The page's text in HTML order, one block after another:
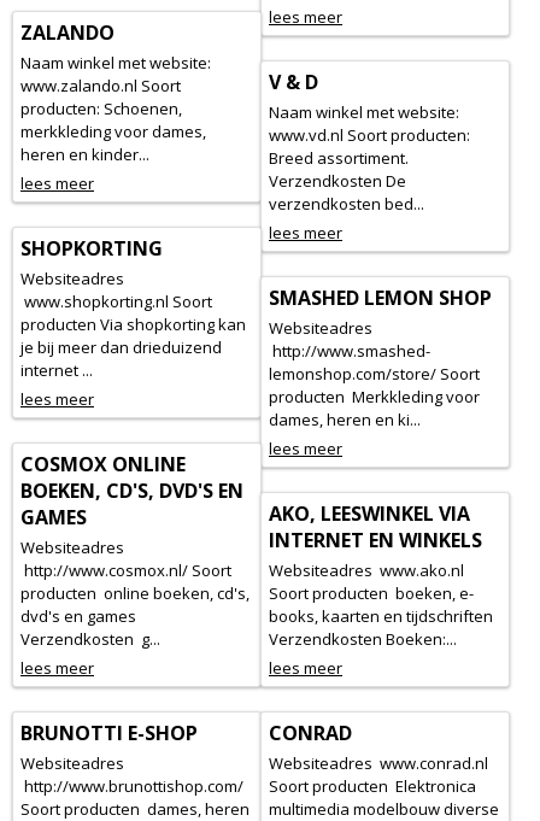
lees meer
ZALANDO
Naam winkel met website:
www.zalando.nl Soort
producten: Schoenen,
merkkleding voor dames,
heren en kinder...
lees meer
V & D
Naam winkel met website:
www.vd.nl Soort producten:
Breed assortiment.
Verzendkosten De
verzendkosten bed...
lees meer
SHOPKORTING
Websiteadres
www.shopkorting.nl Soort
producten Via shopkorting kan
je bij meer dan drieduizend
internet ...
lees meer
SMASHED LEMON SHOP
Websiteadres
http://www.smashed-
lemonshop.com/store/ Soort
producten Merkkleding voor
dames, heren en ki...
lees meer
COSMOX ONLINE
BOEKEN, CD'S, DVD'S EN
GAMES
Websiteadres
http://www.cosmox.nl/ Soort
producten online boeken, cd's,
dvd's en games
Verzendkosten g...
lees meer
AKO, LEESWINKEL VIA
INTERNET EN WINKELS
Websiteadres www.ako.nl
Soort producten boeken, e-
books, kaarten en tijdschriften
Verzendkosten Boeken:...
lees meer
BRUNOTTI E-SHOP
Websiteadres
http://www.brunottishop.com/
Soort producten dames, heren
CONRAD
Websiteadres www.conrad.nl
Soort producten Elektronica
multimedia modelbouw diverse